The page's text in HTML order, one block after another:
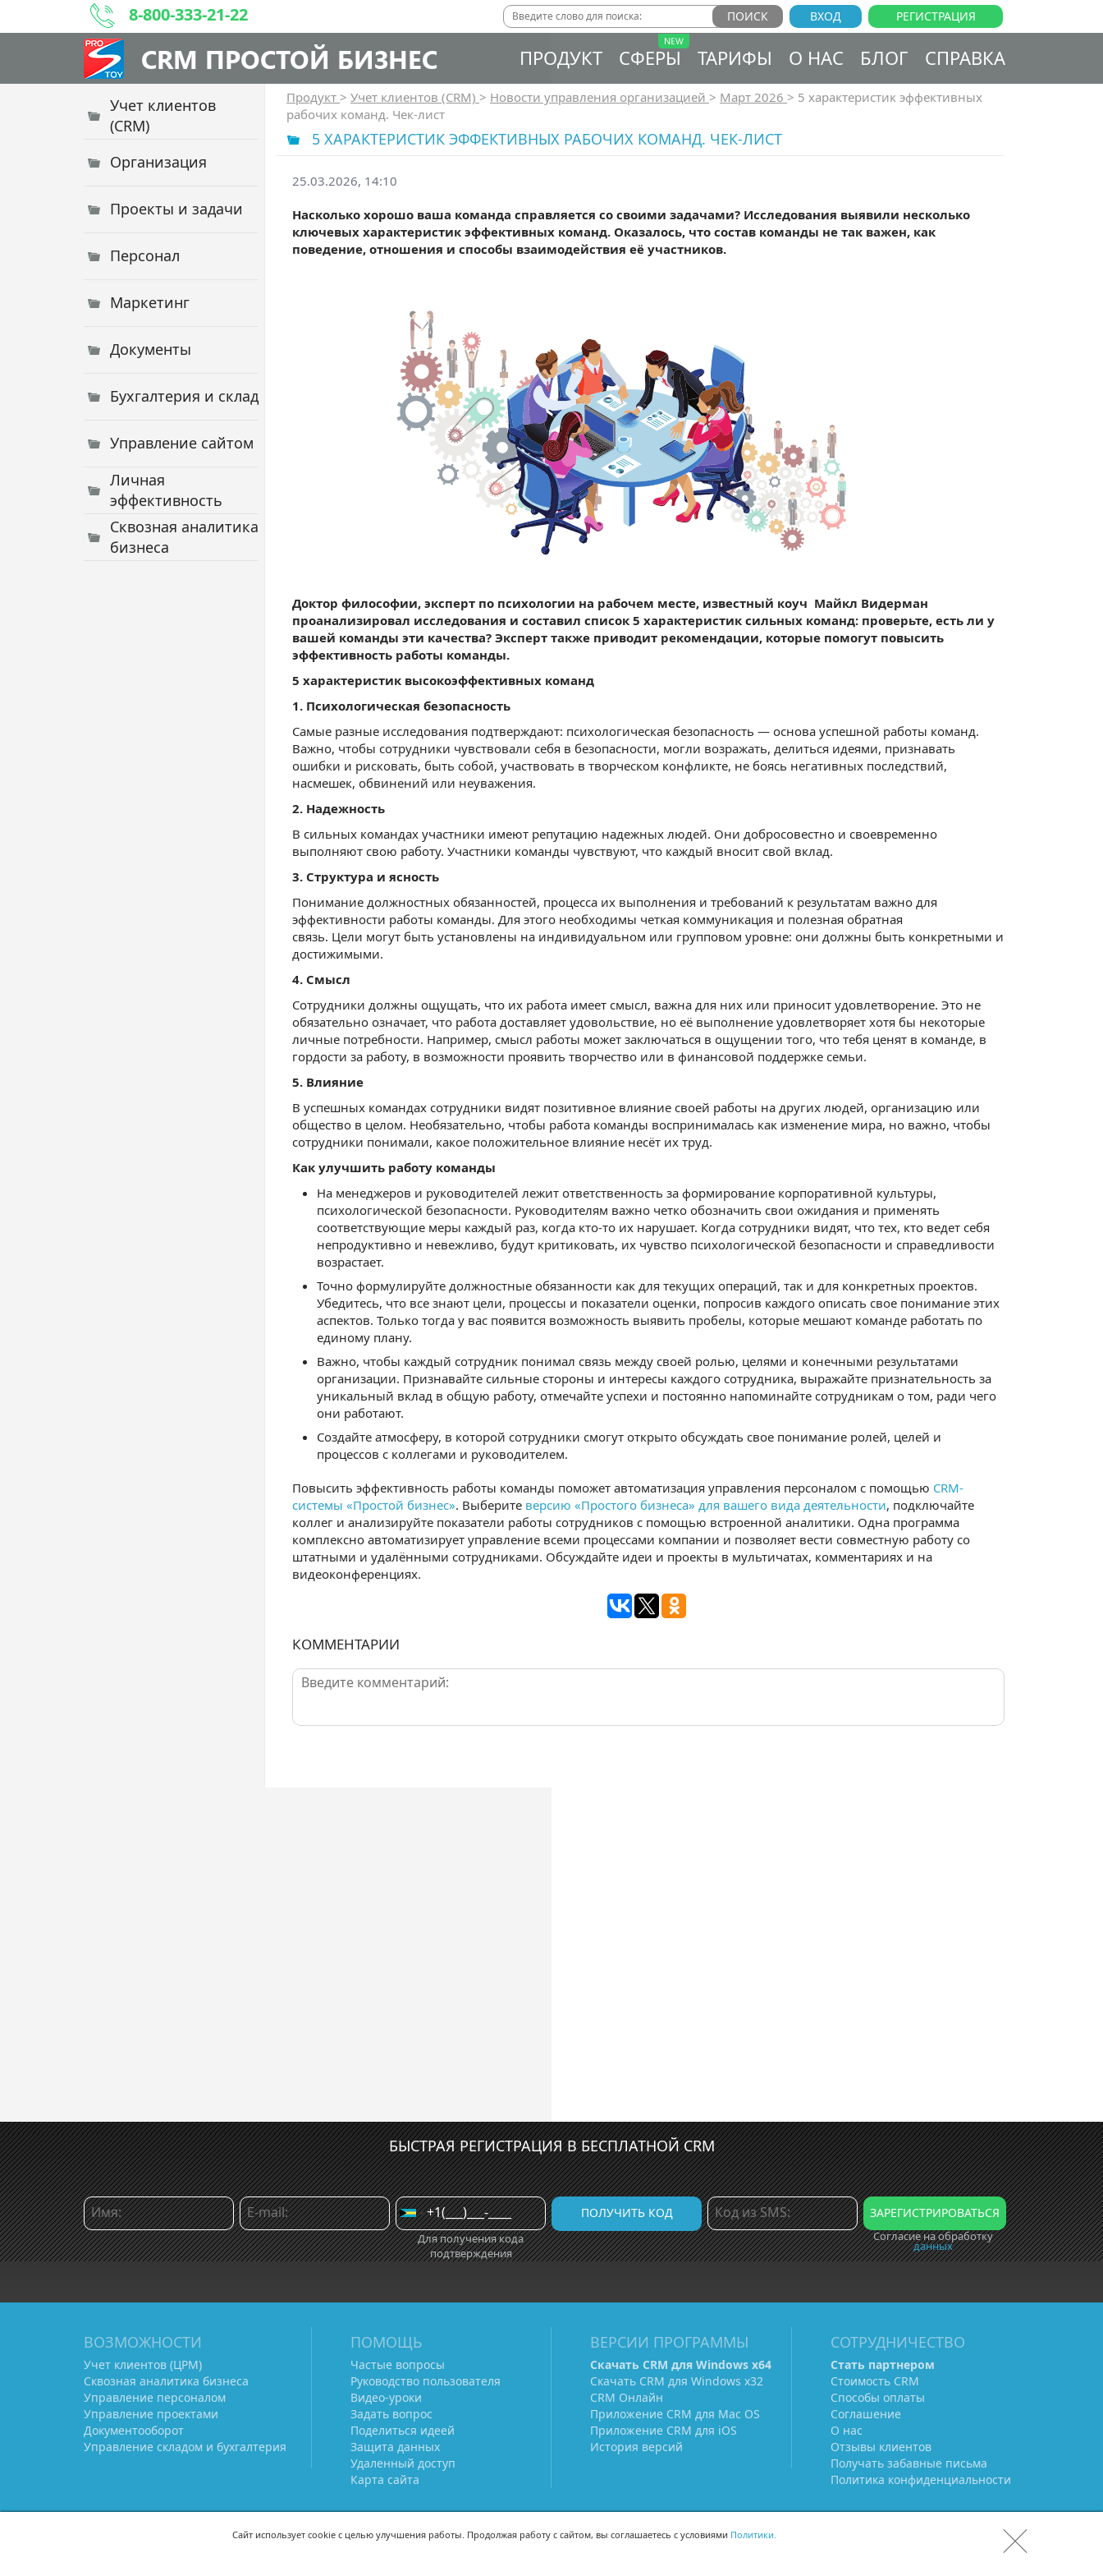
8-800-333-21-22 РЕГИСТРАЦИЯ
ВХОД
CRM ПРОСТОЙ БИЗНЕС ПРОДУКТ СФЕРЫ ТАРИФЫ О НАС БЛОГ СПРАВКА
Учет клиентов
(CRM)
Организация
Проекты и задачи
Персонал
Маркетинг
Документы
Бухгалтерия и склад
Управление сайтом
Личная
эффективность
Сквозная аналитика
бизнеса
Продукт > Учет клиентов (CRM) > Новости управления организацией > Март 2026 > 5 характеристик эффективных
рабочих команд. Чек-лист
5 ХАРАКТЕРИСТИК ЭФФЕКТИВНЫХ РАБОЧИХ КОМАНД. ЧЕК-ЛИСТ
25.03.2026, 14:10
Насколько хорошо ваша команда справляется со своими задачами? Исследования выявили несколько
ключевых характеристик эффективных команд. Оказалось, что состав команды не так важен, как
поведение, отношения и способы взаимодействия её участников.
Доктор философии, эксперт по психологии на рабочем месте, известный коуч Майкл Видерман
проанализировал исследования и составил список 5 характеристик сильных команд: проверьте, есть ли у
вашей команды эти качества? Эксперт также приводит рекомендации, которые помогут повысить
эффективность работы команды.
5 характеристик высокоэффективных команд
1. Психологическая безопасность
Самые разные исследования подтверждают: психологическая безопасность — основа успешной работы команд.
Важно, чтобы сотрудники чувствовали себя в безопасности, могли возражать, делиться идеями, признавать
ошибки и рисковать, быть собой, участвовать в творческом конфликте, не боясь негативных последствий,
насмешек, обвинений или неуважения.
2. Надежность
В сильных командах участники имеют репутацию надежных людей. Они добросовестно и своевременно
выполняют свою работу. Участники команды чувствуют, что каждый вносит свой вклад.
3. Структура и ясность
Понимание должностных обязанностей, процесса их выполнения и требований к результатам важно для
эффективности работы команды. Для этого необходимы четкая коммуникация и полезная обратная
связь. Цели могут быть установлены на индивидуальном или групповом уровне: они должны быть конкретными и
достижимыми.
4. Смысл
Сотрудники должны ощущать, что их работа имеет смысл, важна для них или приносит удовлетворение. Это не
обязательно означает, что работа доставляет удовольствие, но её выполнение удовлетворяет хотя бы некоторые
личные потребности. Например, смысл работы может заключаться в ощущении того, что тебя ценят в команде, в
гордости за работу, в возможности проявить творчество или в финансовой поддержке семьи.
5. Влияние
В успешных командах сотрудники видят позитивное влияние своей работы на других людей, организацию или
общество в целом. Необязательно, чтобы работа команды воспринималась как изменение мира, но важно, чтобы
сотрудники понимали, какое положительное влияние несёт их труд.
Как улучшить работу команды
На менеджеров и руководителей лежит ответственность за формирование корпоративной культуры,
психологической безопасности. Руководителям важно четко обозначить свои ожидания и применять
соответствующие меры каждый раз, когда кто-то их нарушает. Когда сотрудники видят, что тех, кто ведет себя
непродуктивно и невежливо, будут критиковать, их чувство психологической безопасности и справедливости
возрастает.
Точно формулируйте должностные обязанности как для текущих операций, так и для конкретных проектов.
Убедитесь, что все знают цели, процессы и показатели оценки, попросив каждого описать свое понимание этих
аспектов. Только тогда у вас появится возможность выявить пробелы, которые мешают команде работать по
единому плану.
Важно, чтобы каждый сотрудник понимал связь между своей ролью, целями и конечными результатами
организации. Признавайте сильные стороны и интересы каждого сотрудника, выражайте признательность за
уникальный вклад в общую работу, отмечайте успехи и постоянно напоминайте сотрудникам о том, ради чего
они работают.
Создайте атмосферу, в которой сотрудники смогут открыто обсуждать свое понимание ролей, целей и
процессов с коллегами и руководителем.
Повысить эффективность работы команды поможет автоматизация управления персоналом с помощью CRM-
системы «Простой бизнес». Выберите версию «Простого бизнеса» для вашего вида деятельности, подключайте
коллег и анализируйте показатели работы сотрудников с помощью встроенной аналитики. Одна программа
комплексно автоматизирует управление всеми процессами компании и позволяет вести совместную работу со
штатными и удалёнными сотрудниками. Обсуждайте идеи и проекты в мультичатах, комментариях и на
видеоконференциях.
КОММЕНТАРИИ
БЫСТРАЯ РЕГИСТРАЦИЯ В БЕСПЛАТНОЙ CRM
Для получения кода
подтверждения
Согласие на обработку
данных
ВОЗМОЖНОСТИ
Учет клиентов (ЦРМ)
Сквозная аналитика бизнеса
Управление персоналом
Управление проектами
Документооборот
Управление складом и бухгалтерия
ПОМОЩЬ
Частые вопросы
Руководство пользователя
Видео-уроки
Задать вопрос
Поделиться идеей
Защита данных
Удаленный доступ
Карта сайта
ВЕРСИИ ПРОГРАММЫ
Скачать CRM для Windows х64
Скачать CRM для Windows х32
CRM Онлайн
Приложение CRM для Mac OS
Приложение CRM для iOS
История версий
СОТРУДНИЧЕСТВО
Стать партнером
Стоимость CRM
Способы оплаты
Соглашение
О нас
Отзывы клиентов
Получать забавные письма
Политика конфиденциальности
Сайт использует cookie с целью улучшения работы. Продолжая работу с сайтом, вы соглашаетесь с условиями Политики.